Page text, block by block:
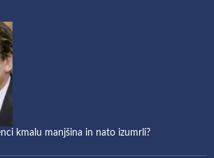
kmalu manjšina in nato izumrli?